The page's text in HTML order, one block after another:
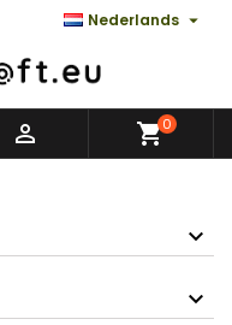
Nederlands 
 0